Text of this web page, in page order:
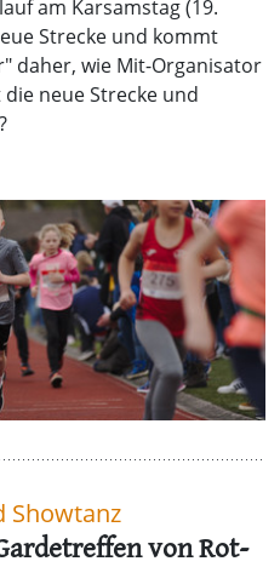
am Karsamstag (19.
Strecke und kommt
daher, wie Mit-Organisator
neue Strecke und
Showtanz
von Rot-